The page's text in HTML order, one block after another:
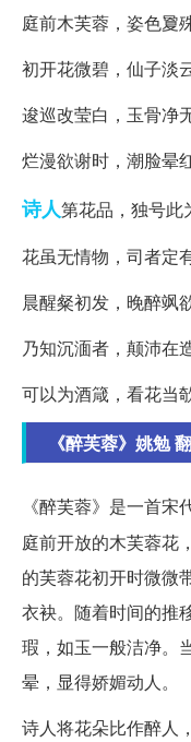
庭前木芙蓉，姿色夐
初开花微碧，仙子淡
逡巡改莹白，玉骨净
烂漫欲谢时，潮脸晕
诗人第花品，独号此
花虽无情物，司者定
晨醒粲初发，晚醉飒
乃知沉湎者，颠沛在
可以为酒箴，看花当
《醉芙蓉》姚勉
《醉芙蓉》是一首宋
庭前开放的木芙蓉花
的芙蓉花初开时微微
衣袂。随着时间的推
瑕，如玉一般洁净。
晕，显得娇媚动人。
诗人将花朵比作醉人